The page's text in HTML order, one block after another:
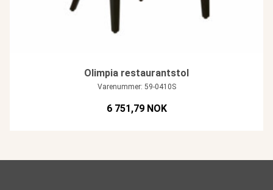
Olimpia restaurantstol
Varenummer: 59-0410S
6 751,79 NOK